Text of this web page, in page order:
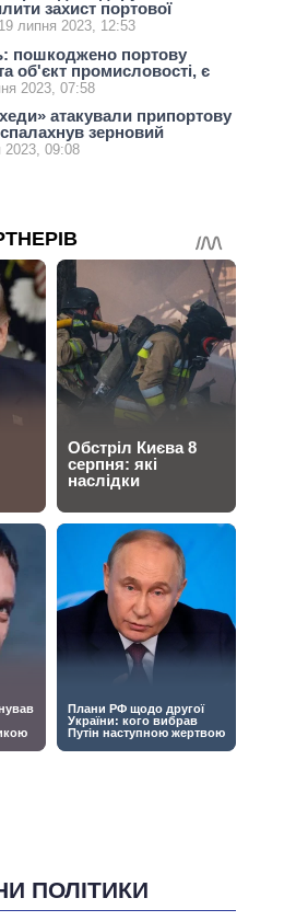
захист портової
19 липня 2023, 12:53
пошкоджено портову
об'єкт промисловості, є
2023, 07:58
атакували припортову
зерновий
2023, 09:08
ПОЛІТИКИ